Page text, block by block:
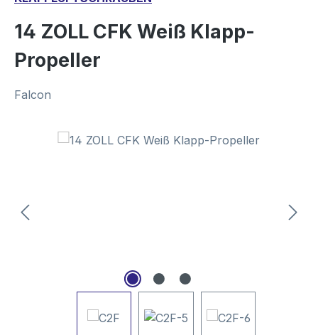
14 ZOLL CFK Weiß Klapp-
Propeller
Falcon
Bildergalerie überspringen